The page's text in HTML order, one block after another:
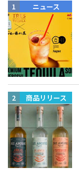
ニュース
商品リリース